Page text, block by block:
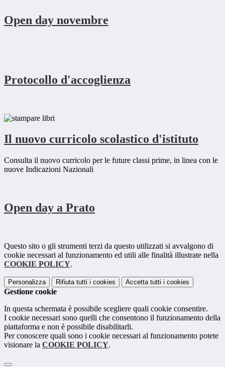
Open day novembre
Protocollo d'accoglienza
Il nuovo curricolo scolastico d'istituto
Consulta il nuovo curricolo per le future classi prime, in linea con le
nuove Indicazioni Nazionali
Open day a Prato
Questo sito o gli strumenti terzi da questo utilizzati si avvalgono di
cookie necessari al funzionamento ed utili alle finalità illustrate nella
COOKIE POLICY.
Personalizza Rifiuta tutti i cookies Accetta tutti i cookies
Gestione cookie
In questa schermata è possibile scegliere quali cookie consentire.
I cookie necessari sono quelli che consentono il funzionamento della
piattaforma e non è possibile disabilitarli.
Per conoscere quali sono i cookie necessari al funzionamento potete
visionare la COOKIE POLICY.